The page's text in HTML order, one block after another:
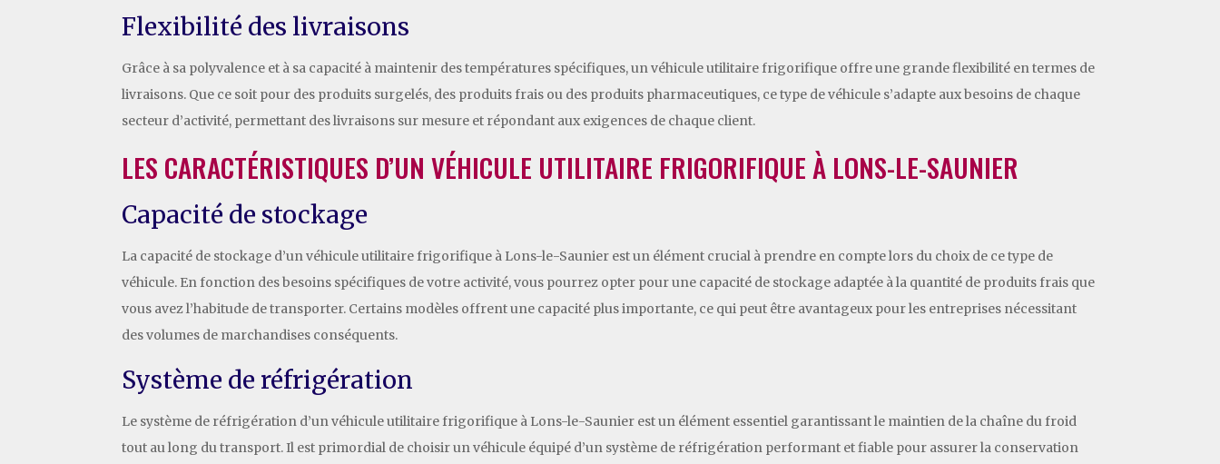
Flexibilité des livraisons
Grâce à sa polyvalence et à sa capacité à maintenir des températures spécifiques, un véhicule utilitaire frigorifique offre une grande flexibilité en termes de
livraisons. Que ce soit pour des produits surgelés, des produits frais ou des produits pharmaceutiques, ce type de véhicule s’adapte aux besoins de chaque
secteur d’activité, permettant des livraisons sur mesure et répondant aux exigences de chaque client.
LES CARACTÉRISTIQUES D’UN VÉHICULE UTILITAIRE FRIGORIFIQUE À LONS-LE-SAUNIER
Capacité de stockage
La capacité de stockage d’un véhicule utilitaire frigorifique à Lons-le-Saunier est un élément crucial à prendre en compte lors du choix de ce type de
véhicule. En fonction des besoins spécifiques de votre activité, vous pourrez opter pour une capacité de stockage adaptée à la quantité de produits frais que
vous avez l’habitude de transporter. Certains modèles offrent une capacité plus importante, ce qui peut être avantageux pour les entreprises nécessitant
des volumes de marchandises conséquents.
Système de réfrigération
Le système de réfrigération d’un véhicule utilitaire frigorifique à Lons-le-Saunier est un élément essentiel garantissant le maintien de la chaîne du froid
tout au long du transport. Il est primordial de choisir un véhicule équipé d’un système de réfrigération performant et fiable pour assurer la conservation